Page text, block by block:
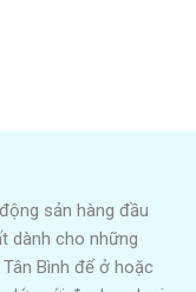
sản hàng đầu
dành cho những
Bình để ở hoặc